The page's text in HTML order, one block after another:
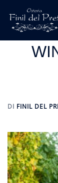
contenuto
DI FINIL DEL